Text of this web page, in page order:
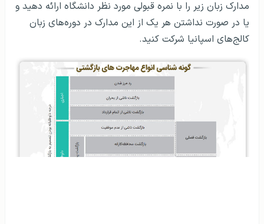
مدارک زبان زیر را با نمره قبولی مورد نظر دانشگاه ارائه دهید و
یا در صورت نداشتن هر یک از این مدارک در دوره‌های زبان
کالج‌های اسپانیا شرکت کنید.